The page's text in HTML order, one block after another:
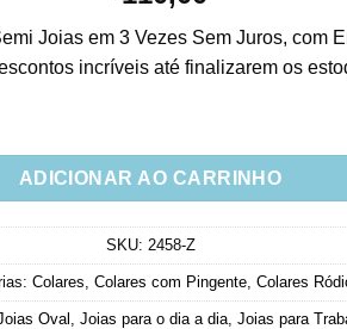
Joias em 3 Vezes Sem Juros, com
incríveis até finalizarem os
Rubi Leitoso E Zirconias
ADICIONAR AO CARRINHO
SKU: 2458-Z
Colares Colares com Pingente Colares
Oval Joias para o dia a dia, Joias para